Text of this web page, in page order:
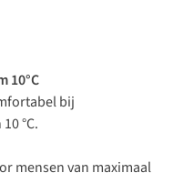
10°C
bij
°C.
mensen van maximaal